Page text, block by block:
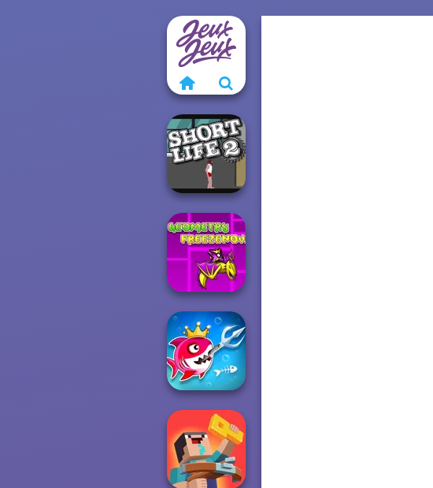
Short Life 2
Geometry Dash:
FreezeNova
Game
Fish Stab Getting
Big